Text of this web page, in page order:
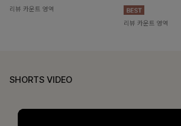
리뷰 카운트 영역
리뷰 카운트 영역
SHORTS VIDEO